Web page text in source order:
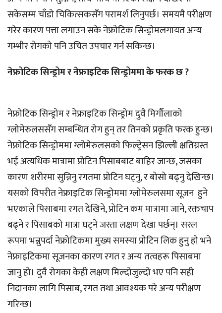
सकेसम्म चाँडो चिकित्सकसँग परामर्श लिनुपर्छ। समयमै परीक्षण
गरेर कारण पत्ता लगाउन सके नेफ्रोटिक सिन्ड्रोमलगायत अन्य
गम्भीर रोगको पनि उचित उपचार गर्न सकिन्छ।
नेफ्रोटिक सिन्ड्रोम र नेफ्राइटिक सिन्ड्रोममा के फरक छ ?
‎नेफ्रोटिक सिन्ड्रोम र नेफ्राइटिक सिन्ड्रोम दुवै मिर्गौलाको
ग्लोमेरुलससँग सम्बन्धित रोग हुन् तर तिनको प्रकृति फरक हुन्छ।
नेफ्रोटिक सिन्ड्रोममा ग्लोमेरुलसको फिल्ट्रेसन झिल्ली क्षतिग्रस्त
भई अत्यधिक मात्रामा प्रोटिन पिसाबबाट बाहिर जान्छ, जसका
कारण शरीरमा सुन्निनु रगतमा प्रोटिन घट्नु, र बोसो बढ्नु देखिन्छ।
यसको विपरीत नेफ्राइटिक सिन्ड्रोममा ग्लोमेरुलसमा सूजन हुने
भएकाले पिसाबमा रगत देखिने, प्रोटिन कम मात्रामा जाने, रक्तचाप
बढ्ने र पिसाबको मात्रा घट्ने जस्ता लक्षण देखा पर्छन्। सरल
रूपमा भन्नुपर्दा नेफ्रोटिकमा मुख्य समस्या प्रोटिन लिक हुनु हो भने
नेफ्राइटिकमा सूजनका कारण रगत र अन्य तत्वहरू पिसाबमा
जानु हो। दुवै रोगका केही लक्षण मिल्दोजुल्दो भए पनि सही
निदानका लागि पिसाब, रगत तथा आवश्यक परे अन्य परीक्षण
गरिन्छ।